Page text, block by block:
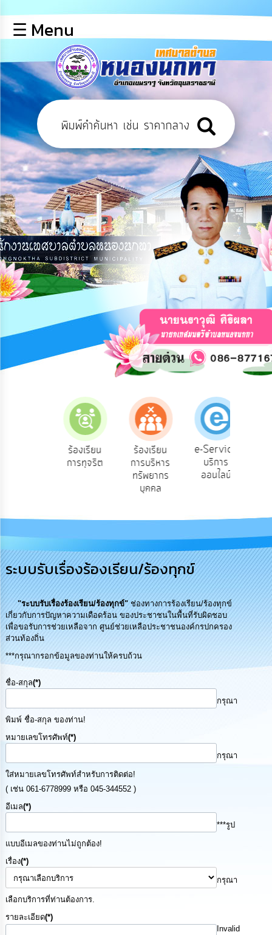
หลัก
ข้อมูล
พื้น
ฐาน
บุคลากร
ข่าว
ประชาสัมพันธ์
การ
เปิด
เผย
ข้อมูล
สาธารณะ
OIT
การ
ปฏิสัมพันธ์
ฟัง
ความ
ยุทธศาสตร์/
ทรัพยากร
การ
บริหาร
งาน
การ
ส่ง
เสริม
ความ
โปร่งใส
การ
ซื้อ
จัด
จ้าง
การ
เงิน
การ
นโยบาย
No
Gift
Policy
การ
ดำเนิน
การ
เพื่อ
☰ Menu
ร้องเรียน
การทุจริต
ร้องเรียน
การบริหาร
ทรัพยากร
บุคคล
e-Service
บริการ
ออนไลน์
ระบบรับเรื่องร้องเรียน/ร้องทุกข์
"ระบบรับเรื่องร้องเรียน/ร้องทุกข์" ช่องทางการร้องเรียน/ร้องทุกข์
เกี่ยวกับการปัญหาความเดือดร้อน ของประชาชนในพื้นที่รับผิดชอบ
เพื่อขอรับการช่วยเหลือจาก ศูนย์ช่วยเหลือประชาชนองค์กรปกครอง
ส่วนท้องถิ่น
***กรุณากรอกข้อมูลของท่านให้ครบถ้วน
ชื่อ-สกุล(*)
กรุณา
พิมพ์ ชื่อ-สกุล ของท่าน!
หมายเลขโทรศัพท์(*)
กรุณา
ใส่หมายเลขโทรศัพท์สำหรับการติดต่อ!
( เช่น 061-6778999 หรือ 045-344552 )
อีเมล(*)
***รูป
แบบอีเมลของท่านไม่ถูกต้อง!
เรื่อง(*)
กรุณา
เลือกบริการที่ท่านต้องการ.
รายละเอียด(*)
Invalid